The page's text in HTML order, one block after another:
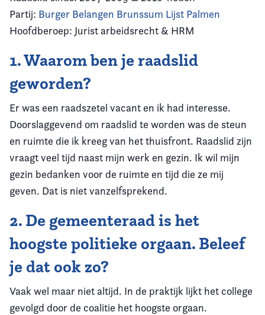
Partij: Burger Belangen Brunssum Lijst Palmen
Hoofdberoep: Jurist arbeidsrecht & HRM
1.Waarom ben je raadslid
geworden?
Er was een raadszetel vacant en ik had interesse.
Doorslaggevend om raadslid te worden was de steun
en ruimte die ik kreeg van het thuisfront. Raadslid zijn
vraagt veel tijd naast mijn werk en gezin. Ik wil mijn
gezin bedanken voor de ruimte en tijd die ze mij
geven. Dat is niet vanzelfsprekend.
2. De gemeenteraad is het
hoogste politieke orgaan. Beleef
je dat ook zo?
Vaak wel maar niet altijd. In de praktijk lijkt het college
gevolgd door de coalitie het hoogste orgaan.